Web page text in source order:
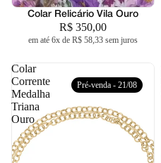
Colar Relicário Vila Ouro
R$ 350,00
em até 6x de R$ 58,33 sem juros
Colar
Corrente
Medalha
Triana
Ouro
Pré-venda - 21/08